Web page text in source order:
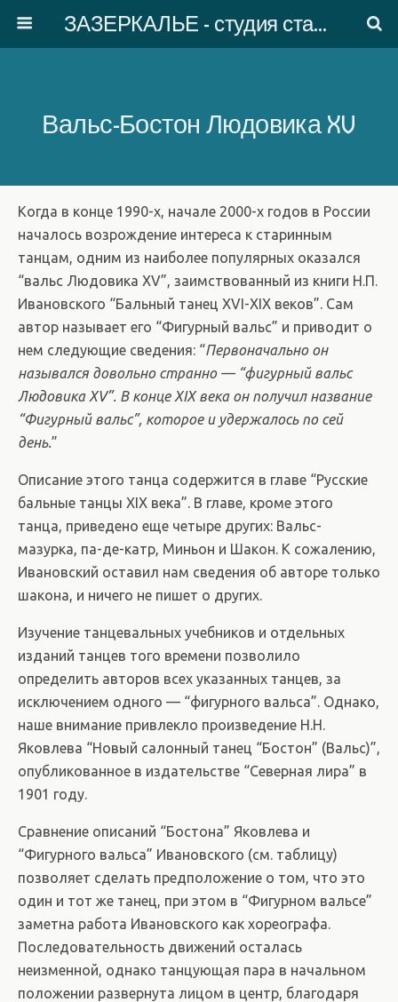
ЗАЗЕРКАЛЬЕ - студия старинного танца
Вальс-Бостон Людовика XV
Когда в конце 1990-х, начале 2000-х годов в России
началось возрождение интереса к старинным
танцам, одним из наиболее популярных оказался
“вальс Людовика XV”, заимствованный из книги Н.П.
Ивановского “Бальный танец XVI-XIX веков”. Сам
автор называет его “Фигурный вальс” и приводит о
нем следующие сведения: “Первоначально он
назывался довольно странно — “фигурный вальс
Людовика XV”. В конце XIX века он получил название
“Фигурный вальс”, которое и удержалось по сей
день.”
Описание этого танца содержится в главе “Русские
бальные танцы XIX века”. В главе, кроме этого
танца, приведено еще четыре других: Вальс-
мазурка, па-де-катр, Миньон и Шакон. К сожалению,
Ивановский оставил нам сведения об авторе только
шакона, и ничего не пишет о других.
Изучение танцевальных учебников и отдельных
изданий танцев того времени позволило
определить авторов всех указанных танцев, за
исключением одного — “фигурного вальса”. Однако,
наше внимание привлекло произведение Н.Н.
Яковлева “Новый салонный танец “Бостон” (Вальс)”,
опубликованное в издательстве “Северная лира” в
1901 году.
Сравнение описаний “Бостона” Яковлева и
“Фигурного вальса” Ивановского (см. таблицу)
позволяет сделать предположение о том, что это
один и тот же танец, при этом в “Фигурном вальсе”
заметна работа Ивановского как хореографа.
Последовательность движений осталась
неизменной, однако танцующая пара в начальном
положении развернута лицом в центр, благодаря